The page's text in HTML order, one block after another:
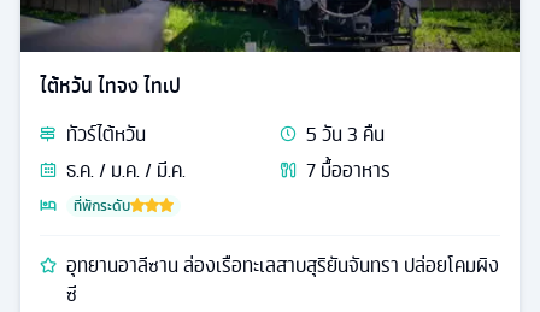
ไต้หวัน ไทจง ไทเป
ทัวร์ไต้หวัน 5วัน3 คืน
ธ.ค. / ม.ค. / มี.ค.
7มื้ออาหาร
ที่พักระดับ
อุทยานอาลีซาน ล่องเรือทะเลสาบสุริยันจันทรา ปล่อยโคมผิง
ซี